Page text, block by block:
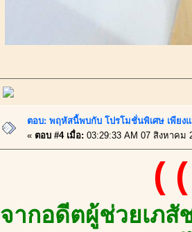
ตอบ: พฤหัสนี้พบกับ โปรโมชั่นพิเศษ เพียง
« ตอบ #4 เมื่อ: 03:29:33 AM 07 สิงหาคม
จากอดีตผู้ช่วยเภ